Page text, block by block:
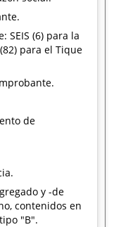
SEIS (6) para la
(82) para el Tique
de
y -de
contenidos en
"B".